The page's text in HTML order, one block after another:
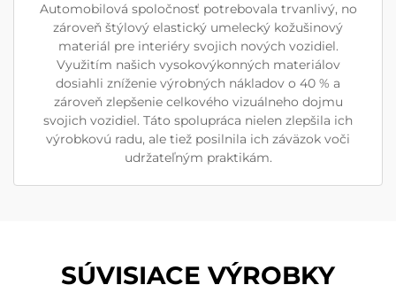
Automobilová spoločnosť potrebovala trvanlivý, no
zároveň štýlový elastický umelecký kožušinový
materiál pre interiéry svojich nových vozidiel.
Využitím našich vysokovýkonných materiálov
dosiahli zníženie výrobných nákladov o 40 % a
zároveň zlepšenie celkového vizuálneho dojmu
svojich vozidiel. Táto spolupráca nielen zlepšila ich
výrobkovú radu, ale tiež posilnila ich záväzok voči
udržateľným praktikám.
SÚVISIACE VÝROBKY